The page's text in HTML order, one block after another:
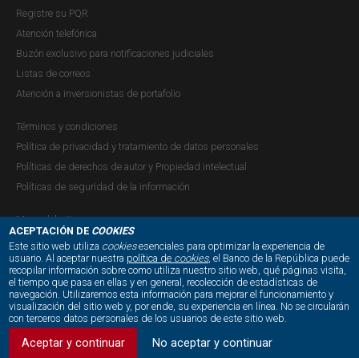
ACEPTACIÓN DE COOKIES
Este sitio web utiliza cookiesesenciales para optimizar la experiencia de
usuario. Al aceptar nuestra política de cookies, el Banco de la República puede
recopilar información sobre como utiliza nuestro sitio web, qué páginas visita,
el tiempo que pasa en ellas y en general, recolección de estadísticas de
navegación. Utilizaremos esta información para mejorar el funcionamiento y
visualización del sitio web y, por ende, su experiencia en línea. No se circularán
con terceros datos personales de los usuarios de este sitio web.
Aceptar y continuar No aceptar y continuar
Registre su PQR
Atención telefónica
Buzón exclusivo para notificaciones judiciales
Listas de correos
Atención a inversionistas de portafolio
Términos y condiciones
Política de privacidad y tratamiento de datos personales
Políticas de derechos de autor y Propiedad intelectual
Políticas de seguridad de la información
Mapa del sitio
NUESTRAS REDES SOCIALES: